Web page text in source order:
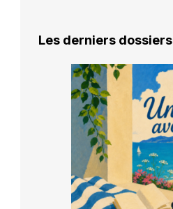
Les derniers dossiers